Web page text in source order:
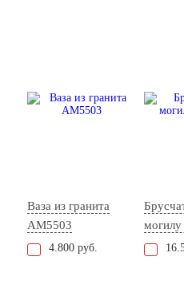
Ваза из гранита
AM5503
4.800 руб.